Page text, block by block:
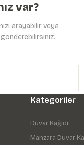
var?
arayabilir veya
Kategoriler
Duvar Kağıdı
Manzara Duvar